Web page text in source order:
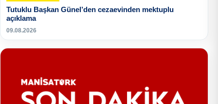
Tutuklu Başkan Günel’den cezaevinden mektuplu
açıklama
09.08.2026